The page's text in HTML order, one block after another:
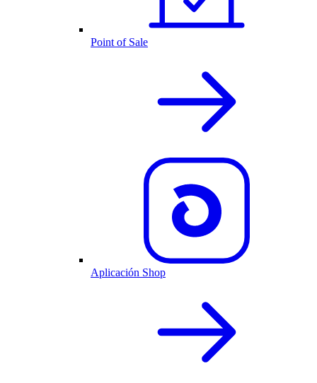
Point of Sale
Aplicación Shop